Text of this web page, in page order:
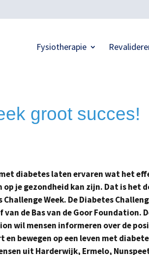
Fysiotherapie
groot succes!
diabetes laten ervaren wat het
op je gezondheid kan zijn. Dat is het
Challenge Week. De Diabetes
de Bas van de Goor Foundation.
wil mensen informeren over de
en bewegen op een leven met
uit Harderwijk, Ermelo,